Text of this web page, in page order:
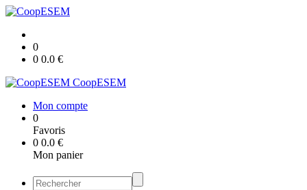
0
0 0.0 €
CoopESEM
Mon compte
0
Favoris
0 0.0 €
Mon panier